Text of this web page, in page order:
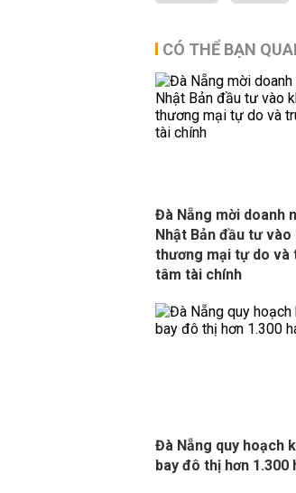
CÓ THỂ BẠN
Đà Nẵng mời doanh
Nhật Bản đầu tư vào
thương mại tự do và
tâm tài chính
Đà Nẵng quy hoạch
bay đô thị hơn 1.300